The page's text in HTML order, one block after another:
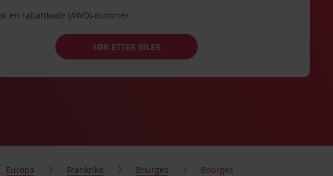
en rabattkode (AWD)-nummer
SØK ETTER BILER
Europa Frankrike Bourges Bourges